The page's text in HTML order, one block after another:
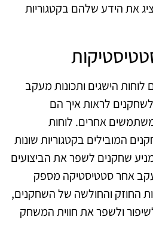
את הידע שלהם בקטגוריות
לוחות הישגים ותכונות מעקב
לראות איך הם
אחרים. לוחות
המובילים בקטגוריות שונות
שחקנים לשפר את הביצועים
אחר סטטיסטיקה מספק
החוזק והחולשה של השחקנים,
ולשפר את חווית המשחק